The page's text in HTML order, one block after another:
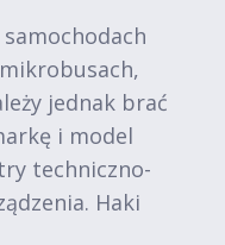
jednak brać
i model
techniczno-
Haki